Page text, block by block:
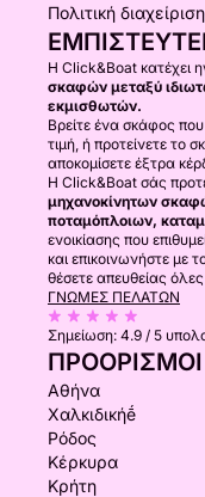
Πολιτική
Η Click&Boat κατέχει
σκαφών μεταξύ
εκμισθωτών.
Βρείτε ένα σκάφος που
τιμή, ή προτείνετε το
αποκομίσετε έξτρα
Η Click&Boat σάς
μηχανοκίνητων
ποταμόπλοιων,
ενοικίασης που
και επικοινωνήστε με
θέσετε απευθείας
ΓΝΏΜΕΣ ΠΕΛΑΤΏΝ
Σημείωση: 4.9 / 5
ΠΡΟΟΡΙΣΜΟΊ
Αθήνα
Χαλκιδικήḗ
Ρόδος
Κέρκυρα
Κρήτη